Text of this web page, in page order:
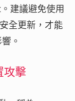
建議避免使用
全更新，才能
。
攻擊